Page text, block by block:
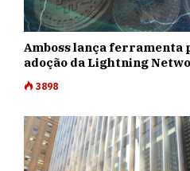
Amboss lança ferramenta
adoção da Lightning
3898